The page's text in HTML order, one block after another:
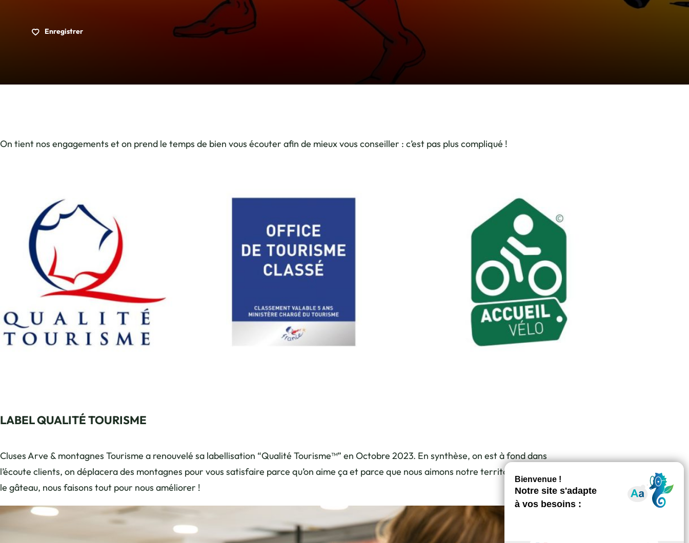
Enregistrer
On tient nos engagements et on prend le temps de bien vous écouter afin de mieux vous conseiller : c’est pas plus compliqué !
LABEL QUALITÉ TOURISME
Cluses Arve & montagnes Tourisme a renouvelé sa labellisation “Qualité Tourisme™” en Octobre 2023. En synthèse, on est à fond dans
l’écoute clients, on déplacera des montagnes pour vous satisfaire parce qu’on aime ça et parce que nous aimons notre territoire. Et cerise sur
le gâteau, nous faisons tout pour nous améliorer !